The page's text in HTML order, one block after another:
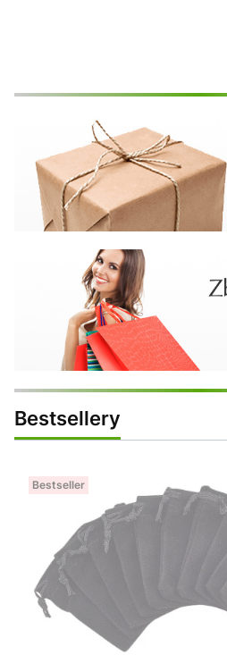
Bestsellery
Bestseller